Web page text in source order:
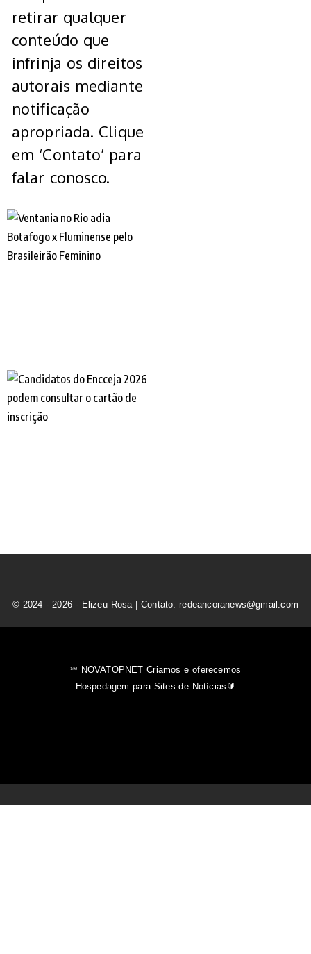
retirar qualquer
conteúdo que
infrinja os direitos
autorais mediante
notificação
apropriada. Clique
em ‘Contato’ para
falar conosco.
© 2024 - 2026 - Elizeu Rosa | Contato: redeancoranews@gmail.com
℠ NOVATOPNET Criamos e oferecemos
Hospedagem para Sites de Notícias🔰